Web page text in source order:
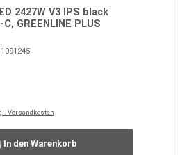
2427W V3 IPS black
GREENLINE PLUS
1091245
Versandkosten
In den Warenkorb